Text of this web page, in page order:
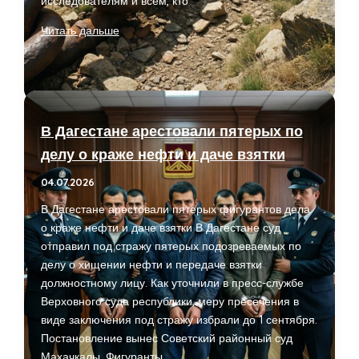
Цепь
из
Дагестана:
может
ли
3000
лет
быть
следом
легенды
о
Прометее
Читать дальше
В Дагестане арестовали пятерых по
делу о краже нефти и даче взятки
04.07.2026
В Дагестане арестовали пятерых фигурантов дела
о краже нефти и даче взятки В Дагестане суд
отправил под стражу пятерых подозреваемых по
делу о хищении нефти и передаче взятки
должностному лицу. Как уточнили в пресс-службе
Верховного суда республики, меру пресечения в
виде заключения под стражу избрали до 1 сентября.
Постановление вынес Советский районный суд